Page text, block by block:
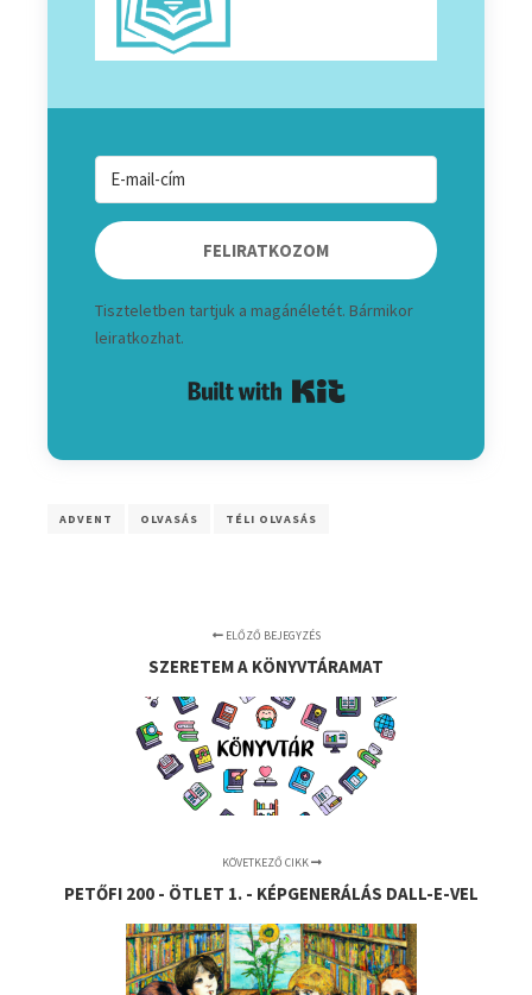
FELIRATKOZOM
Tiszteletben tartjuk a magánéletét. Bármikor
leiratkozhat.
ADVENT OLVASÁS TÉLI OLVASÁS
ELŐZŐ BEJEGYZÉS
SZERETEM A KÖNYVTÁRAMAT
KÖVETKEZŐ CIKK
PETŐFI 200 - ÖTLET 1. - KÉPGENERÁLÁS DALL-E-VEL